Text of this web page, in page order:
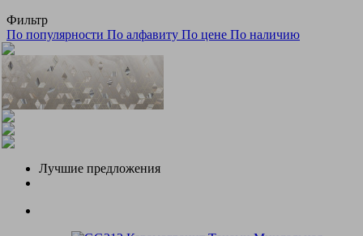
Фильтр
По популярности По алфавиту По цене По наличию
Лучшие предложения